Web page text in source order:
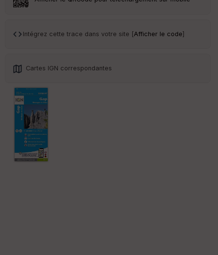
Intégrez cette trace dans votre site [Afficher le code]
Cartes IGN correspondantes